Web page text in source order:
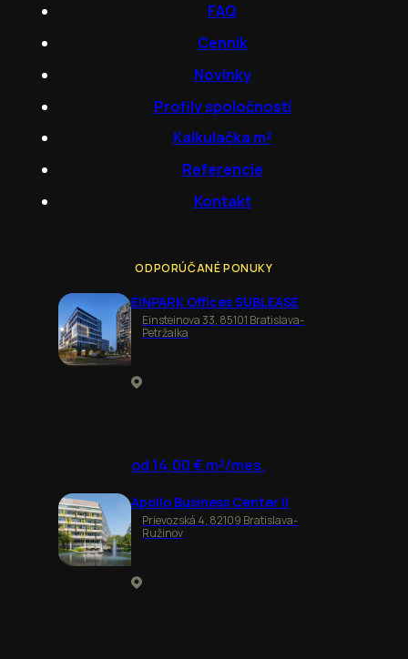
FAQ
Cenník
Novinky
Profily spoločností
Kalkulačka m²
Referencie
Kontakt
ODPORÚČANÉ PONUKY
EINPARK Offices SUBLEASE
Einsteinova 33, 85101 Bratislava-
Petržalka
od 14,00 € m²/mes.
Apollo Business Center II
Prievozská 4, 82109 Bratislava-
Ružinov